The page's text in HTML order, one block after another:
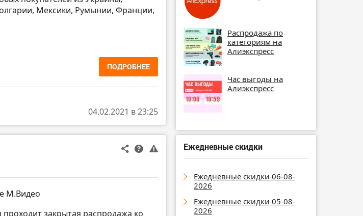
Мексики, Румынии, Франции,
ПОДРОБНЕЕ
04.02.2021 в 23:25
М.Видео
закрытая распродажа ко
Распродажа по
категориям на
Алиэкспресс
Час выгоды на
Алиэкспресс
Ежедневные скидки
Ежедневные скидки 06-08-
2026
Ежедневные скидки 05-08-
2026